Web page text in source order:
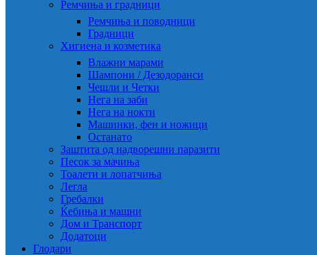
Ремчиња и градници
Ремчиња и поводници
Градници
Хигиена и козметика
Влажни марами
Шампони / Дезодоранси
Чешли и Четки
Нега на заби
Нега на нокти
Машинки, фен и ножици
Останато
Заштита од надворешни паразити
Песок за мачиња
Тоалети и лопатчиња
Легла
Гребалки
Ќебиња и машни
Дом и Транспорт
Додатоци
Глодари